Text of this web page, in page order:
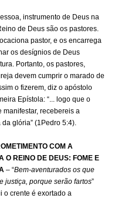
instrumento de Deus na
de Deus são os pastores.
pastor, e os encarrega
os desígnios de Deus
Portanto, os pastores,
devem cumprir o marado de
o fizerem, diz o apóstolo
Epístola: “... logo que o
manifestar, recebereis a
glória” (1Pedro 5:4).
COM A
O REINO DE DEUS: FOME E
– “Bem-aventurados os que
justiça, porque serão fartos”
o crente é exortado a